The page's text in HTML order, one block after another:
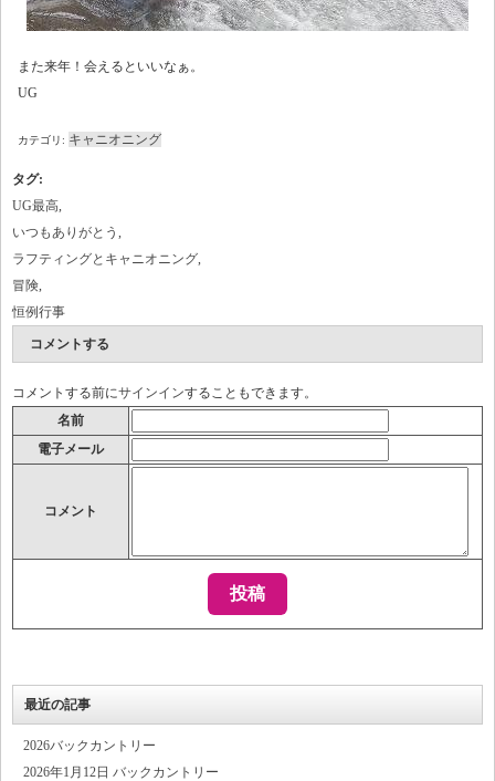
また来年！会えるといいなぁ。
UG
カテゴリ: キャニオニング
タグ:
UG最高
いつもありがとう
ラフティングとキャニオニング
冒険
恒例行事
コメントする
コメントする前にサインインすることもできます。
名前
電子メール
コメント
最近の記事
2026バックカントリー
2026年1月12日 バックカントリー